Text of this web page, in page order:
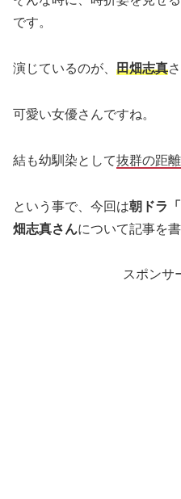
です。
演じているのが、 田畑志真
可愛い女優さんですね。
結も幼馴染として抜群の距
という事で、今回は朝ドラ
畑志真さんについて記事を
スポンサ